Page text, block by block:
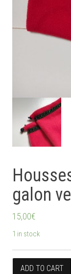
galon
15,00€
1 in stock
Housses
ADD TO CART